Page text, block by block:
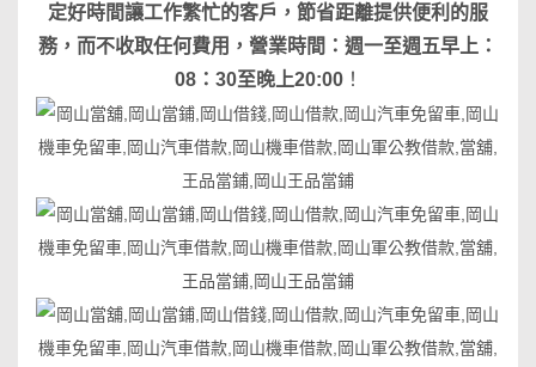
定好時間讓工作繁忙的客戶，節省距離提供便利的服
務，而不收取任何費用，營業時間：週一至週五早上：
08：30至晚上20:00！